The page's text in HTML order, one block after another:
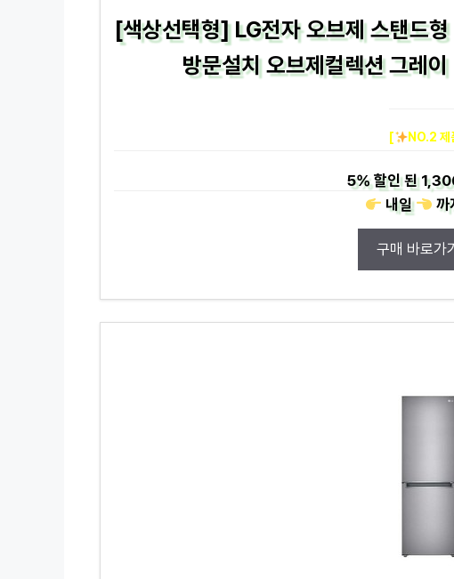
[색상선택형] LG전자 오브제 스탠드
방문설치 오브제컬렉션 그레
[ NO.2 제
5%할인 된
내일
까
구매 바로가